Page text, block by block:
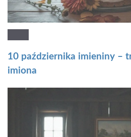
10 października imieniny –
imiona